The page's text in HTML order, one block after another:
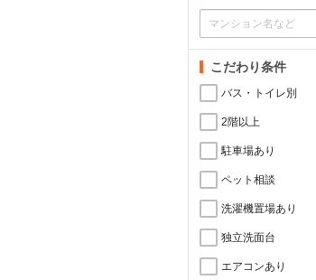
こだわり条件
バス・トイレ別
2階以上
駐車場あり
ペット相談
洗濯機置場あり
独立洗面台
エアコンあり